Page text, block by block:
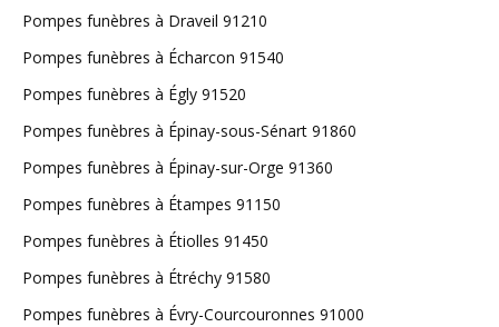
Pompes funèbres à Draveil 91210
Pompes funèbres à Écharcon 91540
Pompes funèbres à Égly 91520
Pompes funèbres à Épinay-sous-Sénart 91860
Pompes funèbres à Épinay-sur-Orge 91360
Pompes funèbres à Étampes 91150
Pompes funèbres à Étiolles 91450
Pompes funèbres à Étréchy 91580
Pompes funèbres à Évry-Courcouronnes 91000